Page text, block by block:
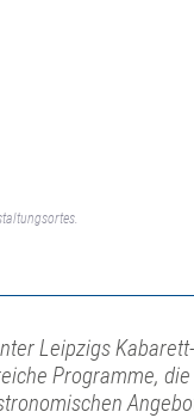
Leipzigs
Programme,